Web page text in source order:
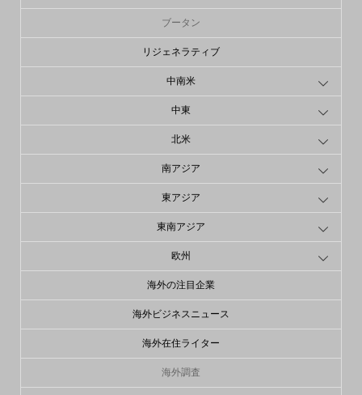
ブータン
リジェネラティブ
中南米
中東
北米
南アジア
東アジア
東南アジア
欧州
海外の注目企業
海外ビジネスニュース
海外在住ライター
海外調査